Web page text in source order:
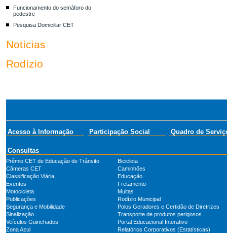
Funcionamento do semáforo do
pedestre
Pesquisa Domiciliar CET
Notícias
Rodízio
Acesso à Informação Participação Social Quadro de
Consultas
Prêmio CET de Educação de Trânsito
Bicicleta
Câmeras CET
Caminhões
Classificação Viária
Educação
Eventos
Fretamento
Motocicleta
Multas
Publicações
Rodízio Municipal
Segurança e Mobilidade
Polos Geradores e Certidão de Diretrizes
Sinalização
Transporte de produtos perigosos
Veículos Guinchados
Portal Educacional Interativo
Zona Azul
Relatórios Corporativos (Estatísticas)